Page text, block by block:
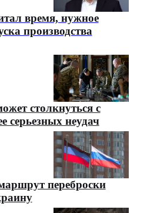
время, нужное
производства
столкнуться с
серьезных неудач
переброски